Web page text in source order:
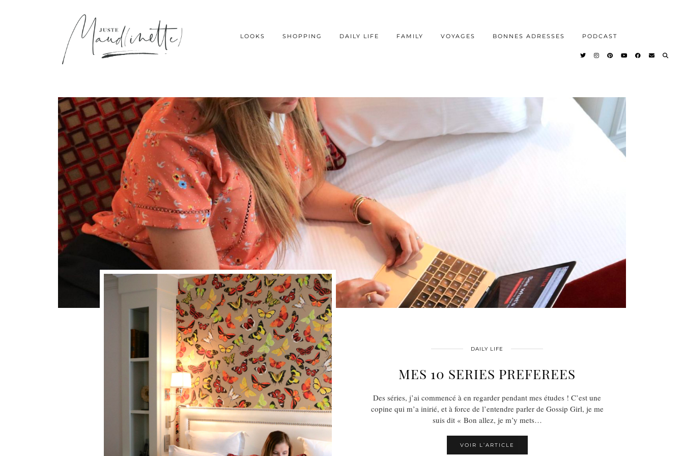
LOOKS SHOPPING DAILY LIFE FAMILY VOYAGES BONNES ADRESSES PODCAST
DAILY LIFE
MES 10 SERIES PREFEREES
Des séries, j’ai commencé à en regarder pendant mes études ! C’est une
copine qui m’a inirié, et à force de l’entendre parler de Gossip Girl, je me
suis dit « Bon allez, je m’y mets…
VOIR L’ARTICLE